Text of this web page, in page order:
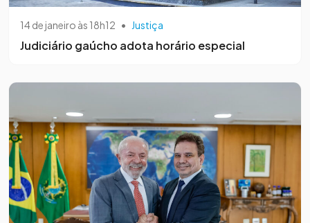
14 de janeiro às 18h12 • Justiça
Judiciário gaúcho adota horário especial